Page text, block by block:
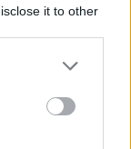
it to other
more Google
may click to
party tags to
below Google